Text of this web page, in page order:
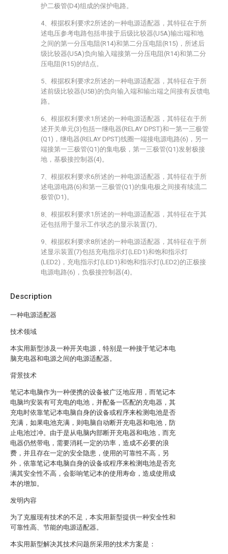
Description
一种电源适配器
技术领域
本实用新型涉及一种开关电源，特别是一种接于笔记本电
脑充电器和电源之间的电源适配器。
背景技术
笔记本电脑作为一种便携的设备被广泛地应用，而笔记本
电脑均安装有可充电的电池，并配备一匹配的充电器，其
充电时依靠笔记本电脑自身的设备或程序来检测电池是否
充满，如果电池充满，则电脑自动断开充电器和电池，防
止电池过冲。由于是从电脑内部断开充电器和电池，而充
电器仍然带电，需要消耗一定的功率，造成不必要的浪
费，并且存在一定的安全隐患，使用的可靠性不高，另
外，依靠笔记本电脑自身的设备或程序来检测电池是否充
满其安全性不高，会影响笔记本的使用寿命，造成使用成
本的增加。
发明内容
为了克服现有技术的不足，本实用新型提供一种安全性和
可靠性高、节能的电源适配器。
本实用新型解决其技术问题所采用的技术方案是：
护二极管(D4)组成的保护电路。
4、根据权利要求2所述的一种电源适配器，其特征在于所
述电压参考电路包括串接于后级比较器(U5A)输出端和地
之间的第一分压电阻(R14)和第二分压电阻(R15)，所述后
级比较器(U5A)负向输入端接第一分压电阻(R14)和第二分
压电阻(R15)的结点。
5、根据权利要求2所述的一种电源适配器，其特征在于所
述前级比较器(U5B)的负向输入端和输出端之间接有反馈电
路。
6、根据权利要求1所述的一种电源适配器，其特征在于所
述开关单元(3)包括一继电器(RELAY DPST)和一第一三极管
(Q1)，继电器(RELAY DPST)线圈一端接电源电路(6)，另一
端接第一三极管(Q1)的集电极，第一三极管(Q1)发射极接
地，基极接控制器(4)。
7、根据权利要求6所述的一种电源适配器，其特征在于所
述电源电路(6)和第一三极管(Q1)的集电极之间接有续流二
极管(D1)。
8、根据权利要求1所述的一种电源适配器，其特征在于其
还包括用于显示工作状态的显示装置(7)。
9、根据权利要求8所述的一种电源适配器，其特征在于所
述显示装置(7)包括充电指示灯(LED1)和饱和指示灯
(LED2)，充电指示灯(LED1)和饱和指示灯(LED2)的正极接
电源电路(6)，负极接控制器(4)。